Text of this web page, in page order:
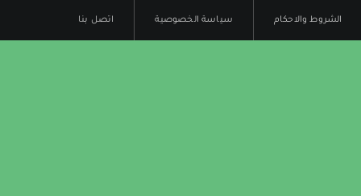
الشروط والاحكام سياسة الخصوصية اتصل بنا